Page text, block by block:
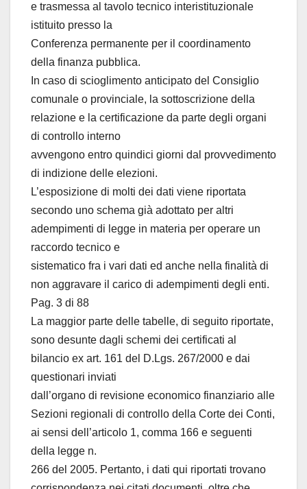
e trasmessa al tavolo tecnico interistituzionale
istituito presso la
Conferenza permanente per il coordinamento
della finanza pubblica.
In caso di scioglimento anticipato del Consiglio
comunale o provinciale, la sottoscrizione della
relazione e la certificazione da parte degli organi
di controllo interno
avvengono entro quindici giorni dal provvedimento
di indizione delle elezioni.
L’esposizione di molti dei dati viene riportata
secondo uno schema già adottato per altri
adempimenti di legge in materia per operare un
raccordo tecnico e
sistematico fra i vari dati ed anche nella finalità di
non aggravare il carico di adempimenti degli enti.
Pag. 3 di 88
La maggior parte delle tabelle, di seguito riportate,
sono desunte dagli schemi dei certificati al
bilancio ex art. 161 del D.Lgs. 267/2000 e dai
questionari inviati
dall’organo di revisione economico finanziario alle
Sezioni regionali di controllo della Corte dei Conti,
ai sensi dell’articolo 1, comma 166 e seguenti
della legge n.
266 del 2005. Pertanto, i dati qui riportati trovano